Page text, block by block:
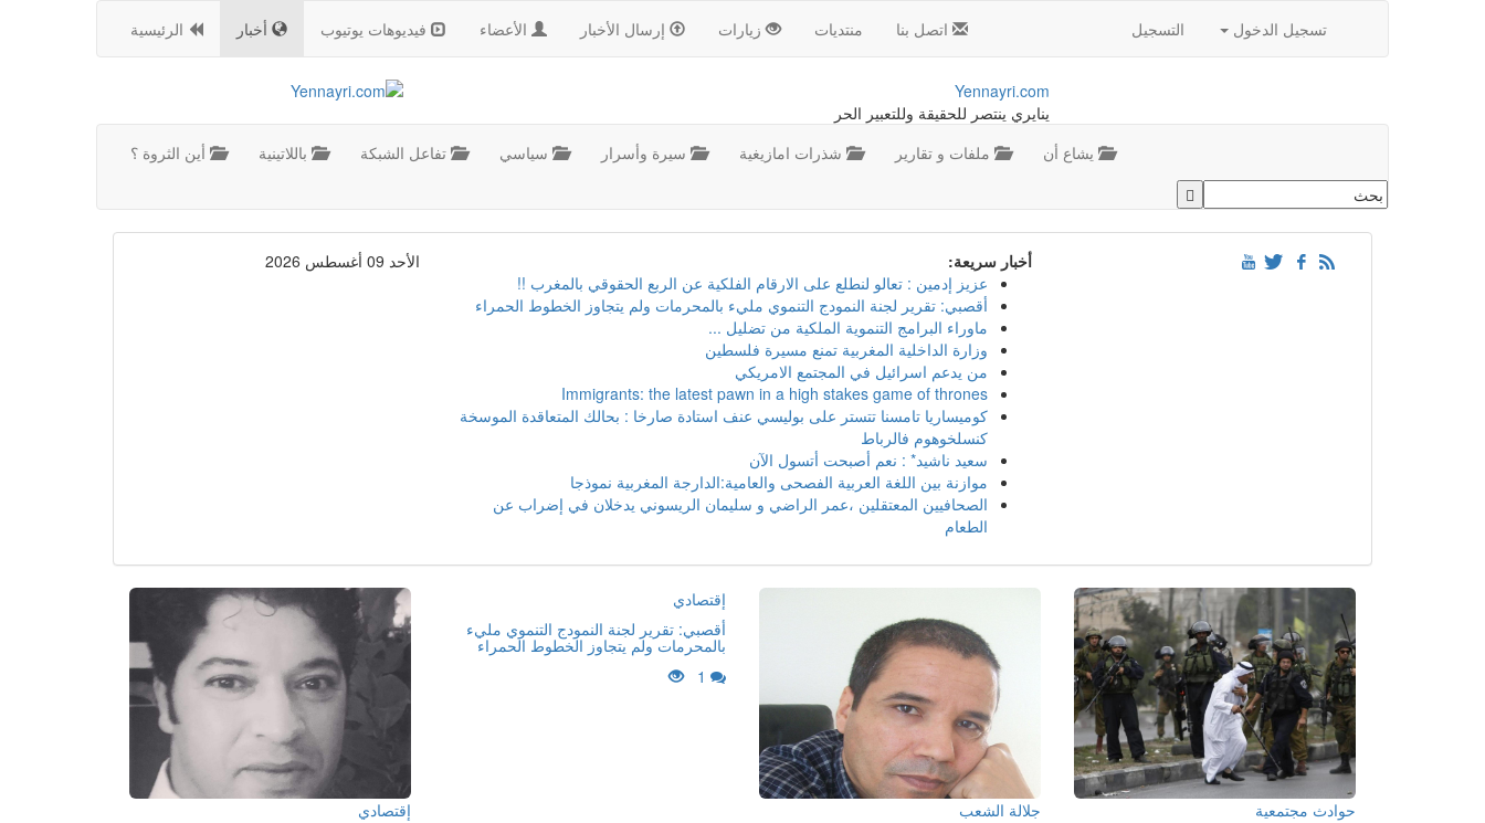
الرئيسية أخبار فيديوهات يوتيوب الأعضاء إرسال الأخبار زيارات منتديات اتصل بنا التسجيل تسجيل الدخول
Yennayri.com
ينايري ينتصر للحقيقة وللتعبير الحر
أين الثروة ؟
باللاتينية تفاعل الشبكة سياسي سيرة وأسرار شذرات امازيغية ملفات و تقارير يشاع أن
الأحد 09 أغسطس 2026
أخبار سريعة:
عزيز إدمين : تعالو لنطلع على الارقام الفلكية عن الربع الحقوقي بالمغرب !!
أقصبي: تقرير لجنة النمودج التنموي مليء بالمحرمات ولم يتجاوز الخطوط الحمراء
ماوراء البرامج التنموية الملكية من تضليل ...
وزارة الداخلية المغربية تمنع مسيرة فلسطين
من يدعم اسرائيل في المجتمع الامريكي
Immigrants: the latest pawn in a high stakes game of thrones
كوميساريا تامسنا تتستر على بوليسي عنف استادة صارخا : بحالك المتعاقدة الموسخة
كنسلخوهوم فالرباط
سعيد ناشيد* : نعم أصبحت أتسول الآن
موازنة بين اللغة العربية الفصحى والعامية:الدارجة المغربية نموذجا
الصحافيين المعتقلين ،عمر الراضي و سليمان الريسوني يدخلان في إضراب عن
الطعام
إقتصادي
إقتصادي
أقصبي: تقرير لجنة النمودج التنموي مليء
بالمحرمات ولم يتجاوز الخطوط الحمراء
جلالة الشعب
حوادث مجتمعية